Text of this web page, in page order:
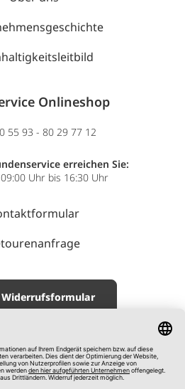
Onlineshop
0 55 93 - 80 29 77 12
erreichen Sie:
09:00 Uhr bis 16:30 Uhr
Widerrufsformular
AGB